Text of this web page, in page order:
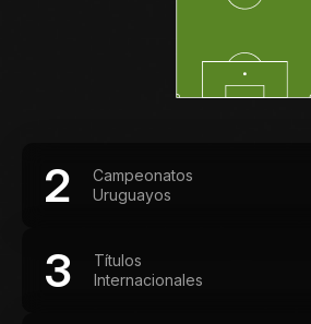
2
Campeonatos
Uruguayos
3
Títulos
Internacionales